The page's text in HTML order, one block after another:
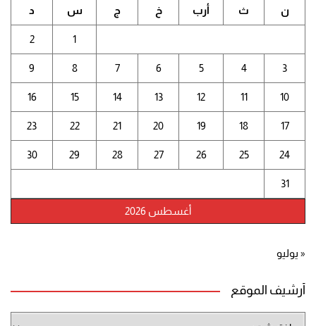
أغسطس 2026
ن ث أرب خ ج س د
1
2
3
4
5
6
7
8
9
10
11
12
13
14
15
16
17
18
19
20
21
22
23
24
25
26
27
28
29
30
31
« يوليو
أرشيف الموقع